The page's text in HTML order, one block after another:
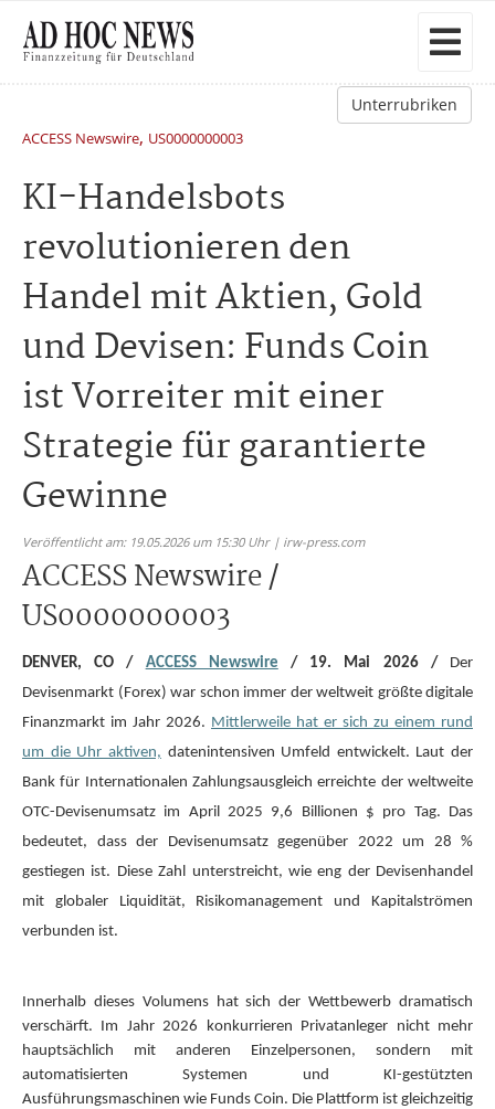
Unterrubriken
ACCESS Newswire, US0000000003
KI-Handelsbots
revolutionieren den
Handel mit Aktien, Gold
und Devisen: Funds Coin
ist Vorreiter mit einer
Strategie für garantierte
Gewinne
Veröffentlicht am: 19.05.2026 um 15:30 Uhr | irw-press.com
ACCESS Newswire /
US0000000003
DENVER, CO / ACCESS Newswire / 19. Mai 2026 / Der
Devisenmarkt (Forex) war schon immer der weltweit größte digitale
Finanzmarkt im Jahr 2026. Mittlerweile hat er sich zu einem rund
um die Uhr aktiven, datenintensiven Umfeld entwickelt. Laut der
Bank für Internationalen Zahlungsausgleich erreichte der weltweite
OTC-Devisenumsatz im April 2025 9,6 Billionen $ pro Tag. Das
bedeutet, dass der Devisenumsatz gegenüber 2022 um 28 %
gestiegen ist. Diese Zahl unterstreicht, wie eng der Devisenhandel
mit globaler Liquidität, Risikomanagement und Kapitalströmen
verbunden ist.
Innerhalb dieses Volumens hat sich der Wettbewerb dramatisch
verschärft. Im Jahr 2026 konkurrieren Privatanleger nicht mehr
hauptsächlich mit anderen Einzelpersonen, sondern mit
automatisierten Systemen und KI-gestützten
Ausführungsmaschinen wie Funds Coin. Die Plattform ist gleichzeitig